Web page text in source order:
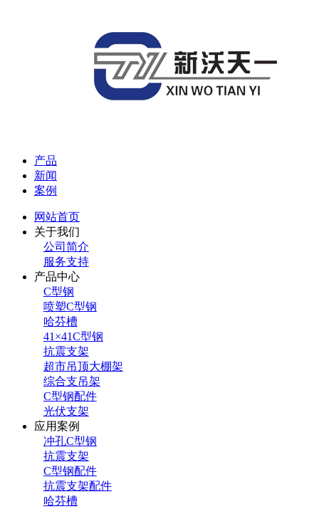
产品
新闻
案例
网站首页
关于我们
公司简介
服务支持
产品中心
C型钢
喷塑C型钢
哈芬槽
41×41C型钢
抗震支架
超市吊顶大棚架
综合支吊架
C型钢配件
光伏支架
应用案例
冲孔C型钢
抗震支架
C型钢配件
抗震支架配件
哈芬槽